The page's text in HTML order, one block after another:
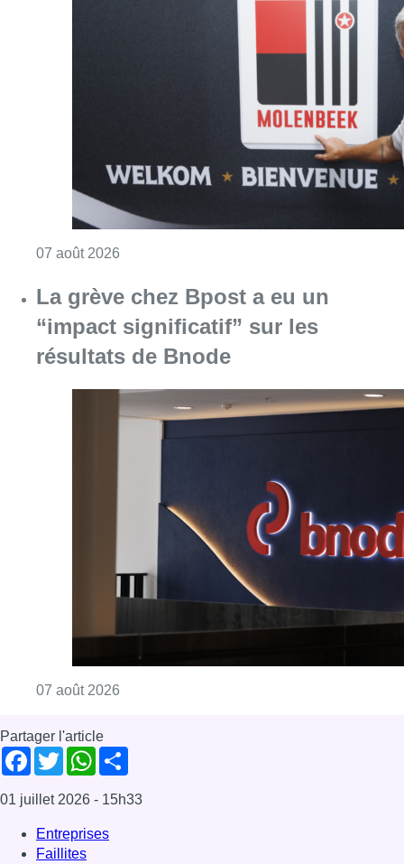
07 août 2026
La grève chez Bpost a eu un
“impact significatif” sur les
résultats de Bnode
07 août 2026
Partager l'article
Facebook
TwitterWhatsApp
01 juillet 2026 - 15h33
Entreprises
Faillites